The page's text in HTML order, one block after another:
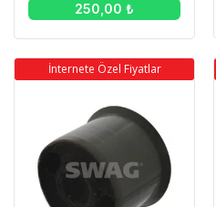
250,00 ₺
İnternete Özel Fiyatlar